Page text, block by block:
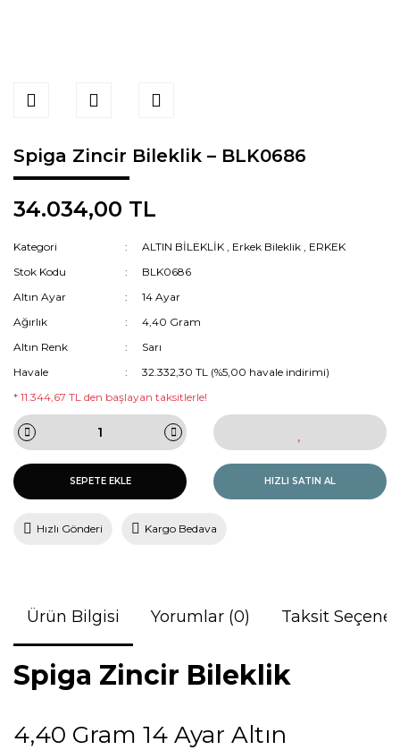
Spiga Zincir Bileklik – BLK0686
34.034,00 TL
Kategori ALTIN BİLEKLİK Erkek Bileklik
ERKEK
Stok Kodu
BLK0686
Altın Ayar
14 Ayar
Ağırlık
4,40 Gram
Altın Renk
Sarı
Havale
32.332,30 TL (%5,00 havale indirimi)
* 11.344,67 TL den başlayan taksitlerle!
SEPETE EKLE HIZLI SATIN AL
Hızlı Gönderi Kargo Bedava
Ürün Bilgisi Yorumlar (0) Taksit
Spiga Zincir Bileklik
4,40 Gram 14 Ayar Altın